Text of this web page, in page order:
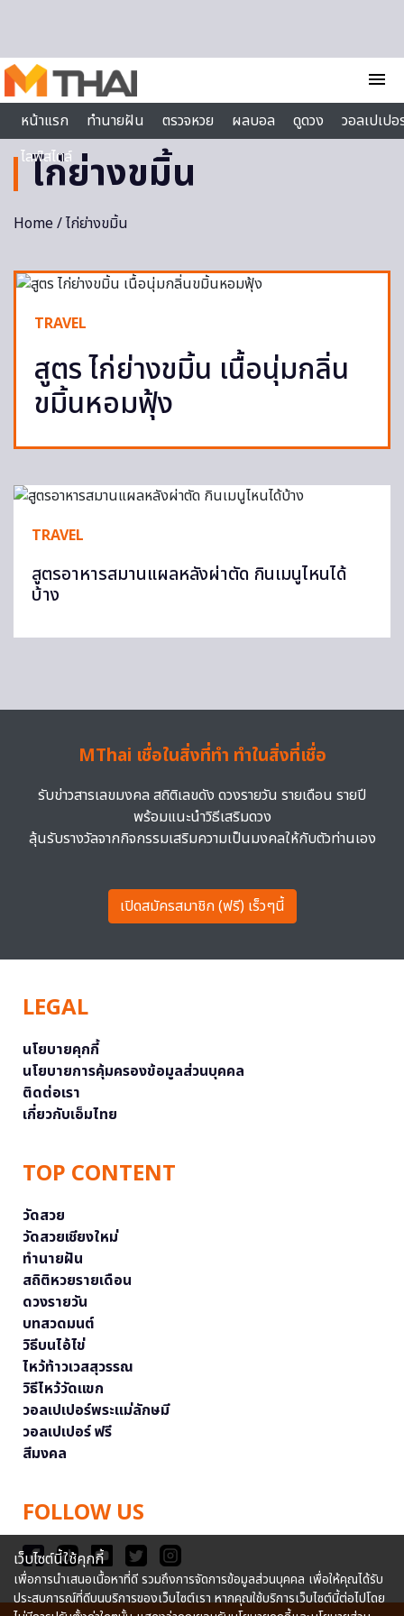
menu
หน้าแรก
ทำนายฝัน ตรวจหวย ผลบอล ดูดวง
วอลเปเป
ไลฟ์สไตล์
ไก่ย่างขมิ้น
Home/ ไก่ย่างขมิ้น
TRAVEL
สูตร ไก่ย่างขมิ้น เนื้อนุ่มกลิ่น
ขมิ้นหอมฟุ้ง
TRAVEL
สูตรอาหารสมานแผลหลังผ่าตัด กินเมนูไหนได้
บ้าง
MThai เชื่อในสิ่งที่ทำ ทำในสิ่งที่เชื่อ
รับข่าวสารเลขมงคล สถิติเลขดัง ดวงรายวัน รายเดือน รายปี
พร้อมแนะนำวิธีเสริมดวง
ลุ้นรับรางวัลจากกิจกรรมเสริมความเป็นมงคลให้กับตัวท่านเอง
เปิดสมัครสมาชิก (ฟรี) เร็วๆนี้
LEGAL
นโยบายคุกกี้
นโยบายการคุ้มครองข้อมูลส่วนบุคคล
ติดต่อเรา
เกี่ยวกับเอ็มไทย
TOP CONTENT
วัดสวย
วัดสวยเชียงใหม่
ทำนายฝัน
สถิติหวยรายเดือน
ดวงรายวัน
บทสวดมนต์
วิธีบนไอ้ไข่
ไหว้ท้าวเวสสุวรรณ
วิธีไหว้วัดแขก
วอลเปเปอร์พระแม่ลักษมี
วอลเปเปอร์ ฟรี
สีมงคล
FOLLOW US
เว็บไซต์นี้ใช้คุกกี้
เพื่อการนำเสนอเนื้อหาที่ดี รวมถึงการจัดการข้อมูลส่วนบุคคล เพื่อให้คุณได้รับ
ประสบการณ์ที่ดีบนบริการของเว็บไซต์เรา หากคุณใช้บริการเว็บไซต์นี้ต่อไปโดย